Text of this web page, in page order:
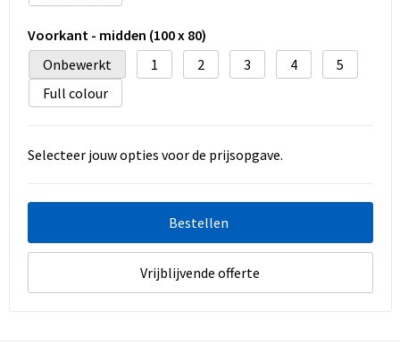
Kledingtassen
Rugzakken
Voorkant - midden (100 x 80)
Onbewerkt
1 2 3 4
5
Full colour
Selecteer jouw opties voor de prijsopgave.
Bestellen
Vrijblijvende offerte